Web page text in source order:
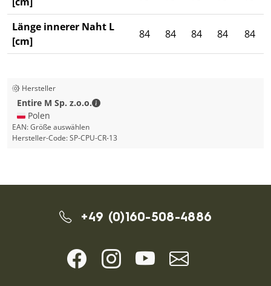
Länge innerer Naht L
[cm]
84 84 84 84 84
Hersteller
Entire M Sp. z.o.o.
Entire M Sp. z.o.o. - Kontaktdaten
🇵🇱 Polen
EAN:Größe auswählen
Hersteller-Code:SP-CPU-CR-13
+49 (0)160-508-4886